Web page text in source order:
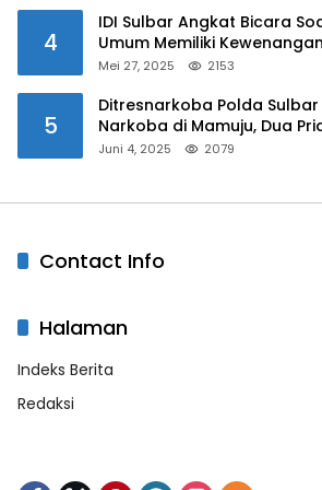
4
IDI Sulbar Angkat Bicara
Umum Memiliki
Mei 27, 2025 2153
5
Ditresnarkoba Polda
Narkoba di Mamuju, Dua
Juni 4, 2025 2079
Contact Info
Halaman
Indeks Berita
Redaksi